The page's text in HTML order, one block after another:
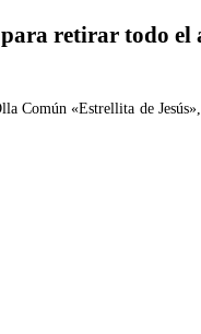
retirar todo el
Común «Estrellita de